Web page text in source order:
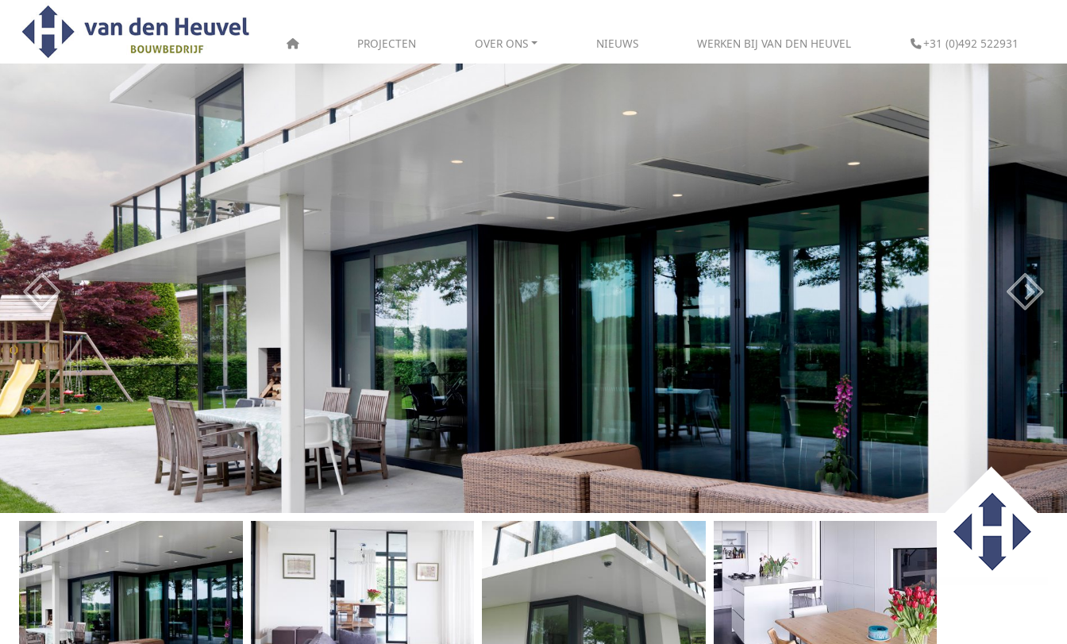
PROJECTEN OVER ONS NIEUWS WERKEN BIJ VAN DEN HEUVEL +31 (0)492 522931